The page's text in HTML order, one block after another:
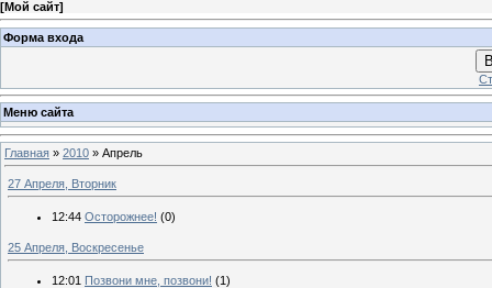
[Мой сайт]
Форма входа
Меню сайта
Главная » 2010 » Апрель
27 Апреля, Вторник
12:44 Осторожнее! (0)
25 Апреля, Воскресенье
12:01 Позвони мне, позвони! (1)